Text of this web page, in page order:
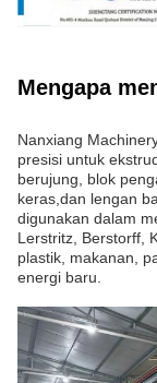
Mengapa
Nanxiang
presisi untuk
berujung, blok
keras,dan lengan
digunakan dalam
Lerstritz, Berstorff,
plastik, makanan,
energi baru.